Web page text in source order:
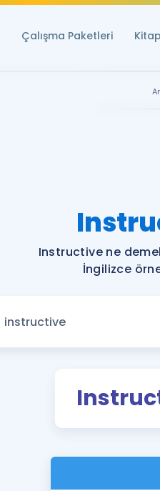
Çalışma Paketleri
Instructive ne
İngilizce